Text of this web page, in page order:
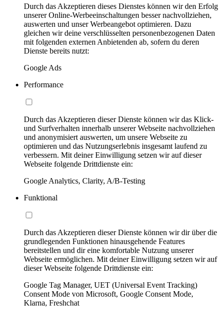
Durch das Akzeptieren dieses Dienstes können wir den Erfolg
unserer Online-Werbeeinschaltungen besser nachvollziehen,
auswerten und unser Werbeangebot optimieren. Dazu
gleichen wir deine verschlüsselten personenbezogenen Daten
mit folgenden externen Anbietenden ab, sofern du deren
Dienste bereits nutzt:
Google Ads
Performance
Durch das Akzeptieren dieser Dienste können wir das Klick-
und Surfverhalten innerhalb unserer Webseite nachvollziehen
und anonymisiert auswerten, um unsere Webseite zu
optimieren und das Nutzungserlebnis insgesamt laufend zu
verbessern. Mit deiner Einwilligung setzen wir auf dieser
Webseite folgende Drittdienste ein:
Google Analytics, Clarity, A/B-Testing
Funktional
Durch das Akzeptieren dieser Dienste können wir dir über die
grundlegenden Funktionen hinausgehende Features
bereitstellen und dir eine komfortable Nutzung unserer
Webseite ermöglichen. Mit deiner Einwilligung setzen wir auf
dieser Webseite folgende Drittdienste ein:
Google Tag Manager, UET (Universal Event Tracking)
Consent Mode von Microsoft, Google Consent Mode,
Klarna, Freshchat